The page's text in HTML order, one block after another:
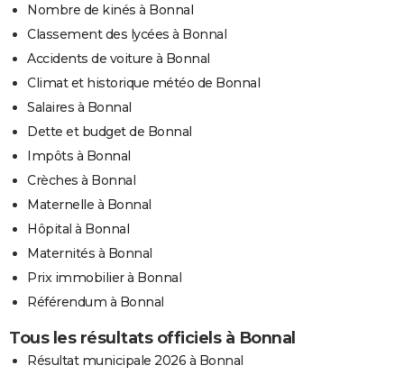
Nombre de kinés à Bonnal
Classement des lycées à Bonnal
Accidents de voiture à Bonnal
Climat et historique météo de Bonnal
Salaires à Bonnal
Dette et budget de Bonnal
Impôts à Bonnal
Crèches à Bonnal
Maternelle à Bonnal
Hôpital à Bonnal
Maternités à Bonnal
Prix immobilier à Bonnal
Référendum à Bonnal
Tous les résultats officiels à Bonnal
Résultat municipale 2026 à Bonnal